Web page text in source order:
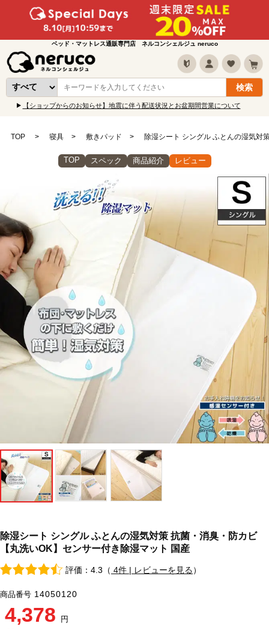
ベッド・マットレス通販専門店 ネルコンシェルジュ neruco
【ショップからのお知らせ】地震に伴う配送状況とお盆期間営業について
TOP 寝具 敷きパッド 除湿シート シングル ふとんの湿気対
TOP スペック 商品紹介 レビュー
除湿シート シングル ふとんの湿気対策 抗菌・消臭・防カビ
【丸洗いOK】センサー付き除湿マット 国産
評価：4.3（ 4件 | レビューを見る）
商品番号 14050120
4,378 円